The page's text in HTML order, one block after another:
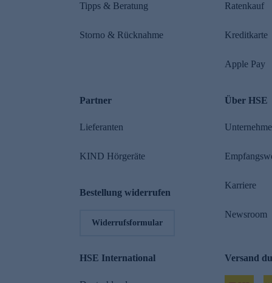
Tipps & Beratung
Storno & Rücknahme
Ratenkauf
Kreditkarte
Apple Pay
Partner
Lieferanten
KIND Hörgeräte
Bestellung widerrufen
Widerrufsformular
Über HSE
Karriere
Newsroom
HSE International Versand